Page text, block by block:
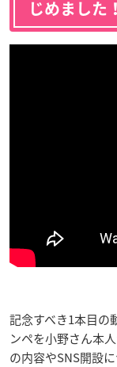
じめました
記念すべき1本目の
ンペを小野さん本
の内容やSNS開設